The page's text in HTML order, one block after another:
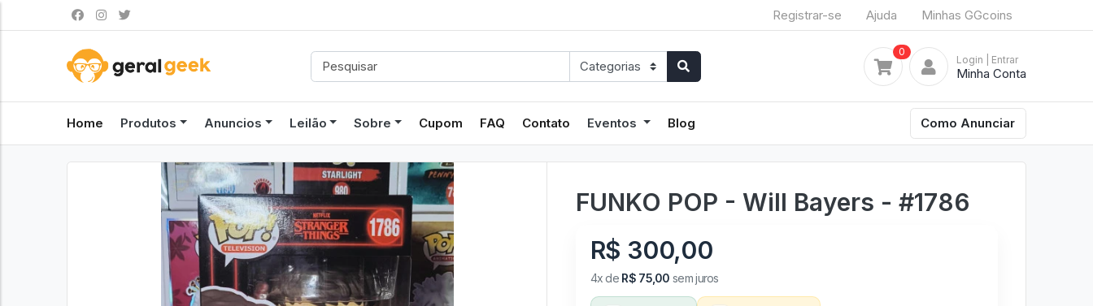
Registrar-se Ajuda Minhas GGcoins
0
Login | Entrar
Minha Conta
Home Produtos Anuncios Leilão Sobre Cupom FAQ Contato Eventos Blog Como Anunciar
FUNKO POP - Will Bayers - #1786
R$ 300,00
4x de R$ 75,00 sem juros